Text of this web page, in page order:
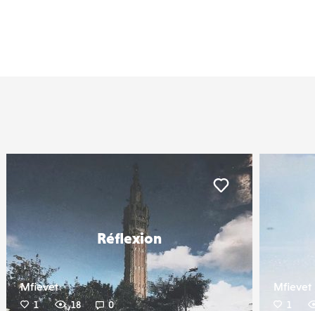
Réflexion
Mfievet
1 18 0
Liker
Mfievet
1